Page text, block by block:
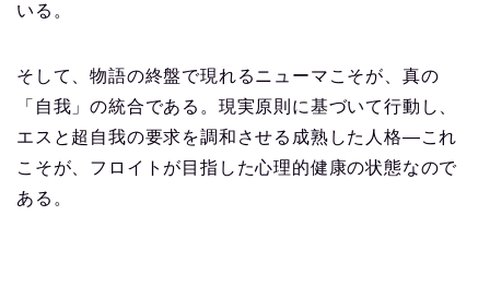
いる。
そして、物語の終盤で現れるニューマこそが、真の
「自我」の統合である。現実原則に基づいて行動し、
エスと超自我の要求を調和させる成熟した人格—これ
こそが、フロイトが目指した心理的健康の状態なので
ある。